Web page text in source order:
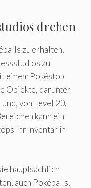
drehen
zu erhalten,
zu
einem Pokéstop
Objekte, darunter
von Level 20,
kann ein
Ihr Inventar in
hauptsächlich
auch Pokéballs,